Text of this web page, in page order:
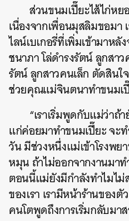
ส่วนขนมเปี๊ยะไส้ไก่หย
เนื่องจากเพื่อนมุสลิมขอมา
ไลน์เบเกอรี่ที่เพิ่มเข้ามาห
ชนาภา โล่ดำรงรัตน์ ลูกสา
รัตน์ ลูกสาวคนเล็ก ตัดสินใ
ช่วยคุณแม่จินตนาทำขนมเ
“เราเริ่มพูดกับแม่ว่าถ้
แก่ค่อยมาทำขนมเปี๊ยะ จะ
วัน มีช่วงหนึ่งแม่เข้าโรงพย
หมุน ถ้าไม่ออกจากงานมา
ตอนนี้แม่ยังมีกำลังทำไมไ
ของเรา เรามีหน้าร้านของ
คนโตพูดถึงการเริ่มกลับมา